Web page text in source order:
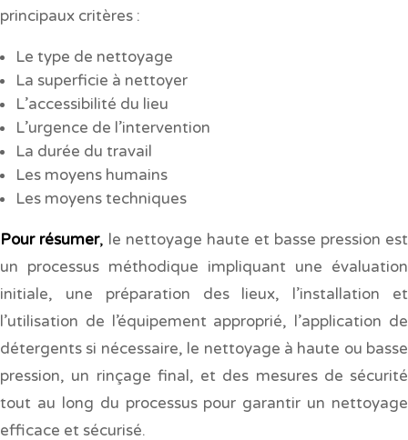
principaux critères :
Le type de nettoyage
La superficie à nettoyer
L’accessibilité du lieu
L’urgence de l’intervention
La durée du travail
Les moyens humains
Les moyens techniques
Pour résumer, le nettoyage haute et basse pression est
un processus méthodique impliquant une évaluation
initiale, une préparation des lieux, l’installation et
l’utilisation de l’équipement approprié, l’application de
détergents si nécessaire, le nettoyage à haute ou basse
pression, un rinçage final, et des mesures de sécurité
tout au long du processus pour garantir un nettoyage
efficace et sécurisé.